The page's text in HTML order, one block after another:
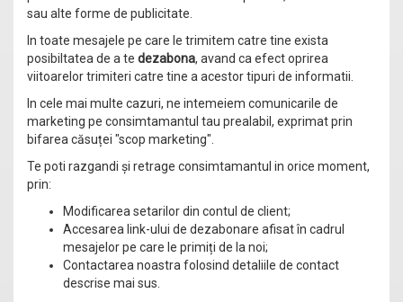
sau alte forme de publicitate.
In toate mesajele pe care le trimitem catre tine exista
posibiltatea de a te dezabona, avand ca efect oprirea
viitoarelor trimiteri catre tine a acestor tipuri de informatii.
In cele mai multe cazuri, ne intemeiem comunicarile de
marketing pe consimtamantul tau prealabil, exprimat prin
bifarea căsuței "scop marketing".
Te poti razgandi și retrage consimtamantul in orice moment,
prin:
Modificarea setarilor din contul de client;
Accesarea link-ului de dezabonare afisat în cadrul
mesajelor pe care le primiți de la noi;
Contactarea noastra folosind detaliile de contact
descrise mai sus.